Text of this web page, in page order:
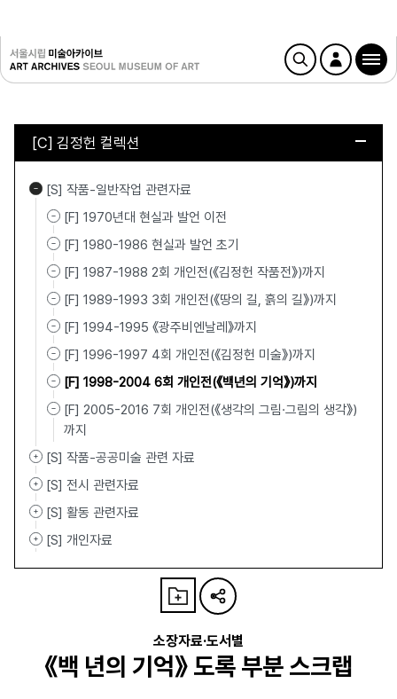
[C] 김정헌 컬렉션
[S] 작품-일반작업 관련자료
[F] 1970년대 현실과 발언 이전
[F] 1980-1986 현실과 발언 초기
[F] 1987-1988 2회 개인전(《김정헌 작품전》)까지
[F] 1989-1993 3회 개인전(《땅의 길, 흙의 길》)까지
[F] 1994-1995 《광주비엔날레》까지
[F] 1996-1997 4회 개인전(《김정헌 미술》)까지
[F] 1998-2004 6회 개인전(《백년의 기억》)까지
[F] 2005-2016 7회 개인전(《생각의 그림·그림의 생각》)
까지
[S] 작품-공공미술 관련 자료
[S] 전시 관련자료
[S] 활동 관련자료
[S] 개인자료
소장자료·도서별
《백 년의 기억》 도록 부분 스크랩